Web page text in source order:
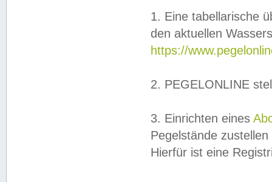
1. Eine tabellarische
den aktuellen
https://
2. PEGELONLINE
3. Einrichten eines
Pegelstände
Hierfür ist eine